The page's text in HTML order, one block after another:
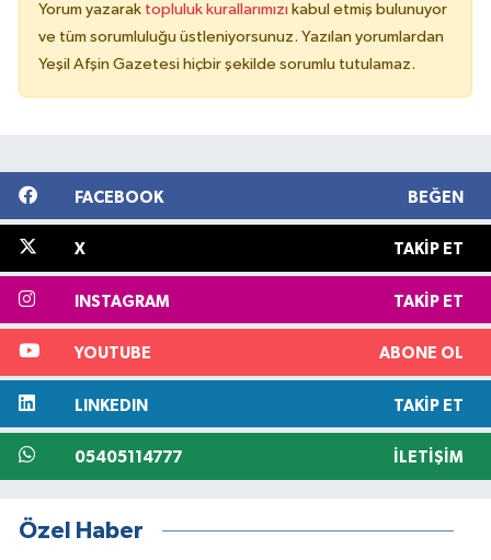
Yorum yazarak topluluk kurallarımızı kabul etmiş bulunuyor
ve tüm sorumluluğu üstleniyorsunuz. Yazılan yorumlardan
Yeşil Afşin Gazetesi hiçbir şekilde sorumlu tutulamaz.
FACEBOOK BEĞEN
X TAKIP ET
INSTAGRAM TAKIP ET
YOUTUBE ABONE OL
LINKEDIN TAKIP ET
05405114777 İLETIŞIM
Özel Haber